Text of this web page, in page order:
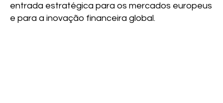
entrada estratégica para os mercados europeus
e para a inovação financeira global.